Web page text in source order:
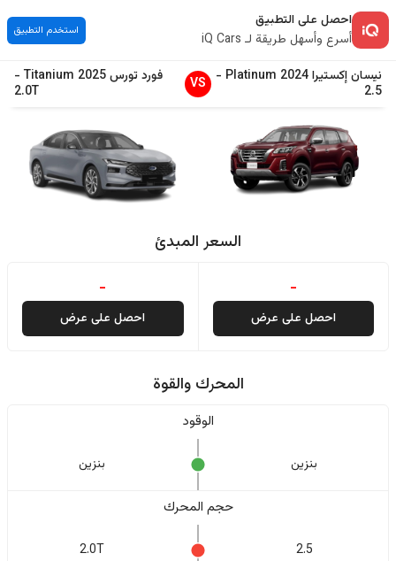
احصل على التطبيق
أسرع وأسهل طريقة لـ iQ Cars
استخدم التطبيق
نيسانإكستيرا2024
Platinum
-
2.5
VS فوردتورس2025
Titanium
-
2.0T
السعر المبدئ
-
احصل على عرض
-
احصل على عرض
المحرك والقوة
الوقود
بنزين بنزين
حجم المحرك
2.5
2.0T